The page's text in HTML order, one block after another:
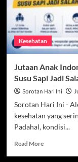
Kesehatan
Jutaan Anak
Susu Sapi Jadi
Sorotan Hari Ini
Sorotan Hari Ini -
kesehatan yang
Padahal, kondisi...
Read MoreRead